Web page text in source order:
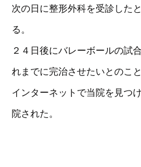
次の日に整形外科を受診した
る。
２４日後にバレーボールの試
れまでに完治させたいとのこと
インターネットで当院を見つ
院された。